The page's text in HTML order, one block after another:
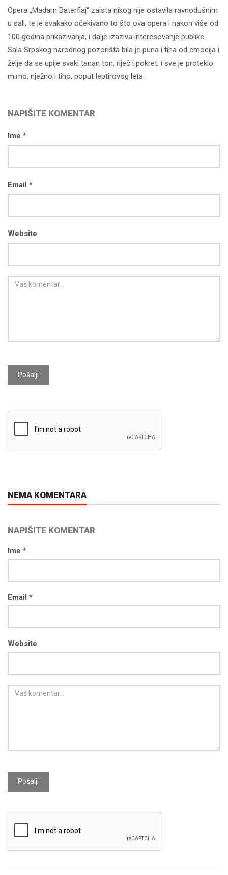
Opera „Madam Baterflaj“ zaista nikog nije ostavila ravnodušnim
u sali, te je svakako očekivano to što ova opera i nakon više od
100 godina prikazivanja, i dalje izaziva interesovanje publike.
Sala Srpskog narodnog pozorišta bila je puna i tiha od emocija i
želje da se upije svaki tanan ton, riječ i pokret, i sve je proteklo
mirno, nježno i tiho, poput leptirovog leta.
NAPIŠITE KOMENTAR
Ime *
Email *
Website
Pošalji
NEMA KOMENTARA
NAPIŠITE KOMENTAR
Ime *
Email *
Website
Pošalji